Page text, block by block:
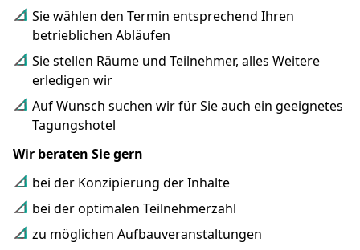
Sie wählen den Termin entsprechend Ihren
betrieblichen Abläufen
Sie stellen Räume und Teilnehmer, alles Weitere
erledigen wir
Auf Wunsch suchen wir für Sie auch ein geeignetes
Tagungshotel
Wir beraten Sie gern
bei der Konzipierung der Inhalte
bei der optimalen Teilnehmerzahl
zu möglichen Aufbauveranstaltungen